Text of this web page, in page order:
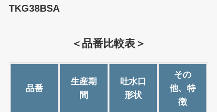
TKG38BSA
＜品番比較表＞
品番
生産期
間
吐水口
形状
その
他、特
徴